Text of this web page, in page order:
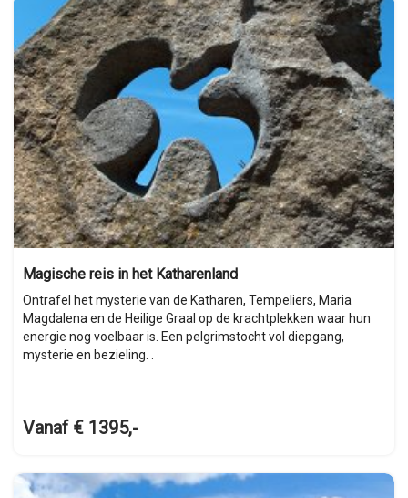
Magische reis in het Katharenland
Ontrafel het mysterie van de Katharen, Tempeliers, Maria
Magdalena en de Heilige Graal op de krachtplekken waar hun
energie nog voelbaar is. Een pelgrimstocht vol diepgang,
mysterie en bezieling. .
Vanaf € 1395,-